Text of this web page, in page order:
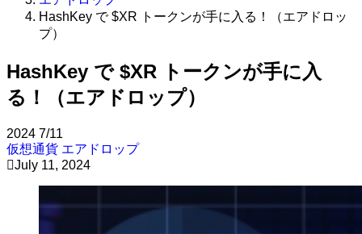
HashKey で $XR トークンが手に入る！（エアドロッ
プ）
HashKey で $XR トークンが手に入
る！（エアドロップ）
2024 7/11
仮想通貨 エアドロップ
July 11, 2024